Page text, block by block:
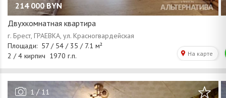
214 000 BYN
Двухкомнатная квартира
1 /11